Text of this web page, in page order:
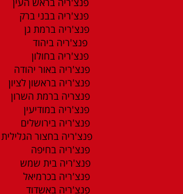
פנצ'ריה בבני ברק
פנצ'ריה ברמת גן
פנצ'ריה ביהוד
פנצ'ריה בחולון
פנצ'ריה באור יהודה
פנצ'ריה בראשון לציון
פנצריה ברמת השרון
פנצ'ריה במודיעין
פנצ'ריה בירושלים
פנצ'ריה בחצור הגלילית
פנצ'ריה בחיפה
פנצ'ריה בית שמש
פנצ'ריה בכרמיאל
פנצ'ריה באשדוד